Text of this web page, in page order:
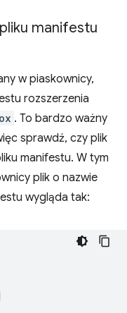
manifestu
w piaskownicy,
rozszerzenia
. To bardzo ważny
sprawdź, czy plik
manifestu. W tym
plik o nazwie
wygląda tak: